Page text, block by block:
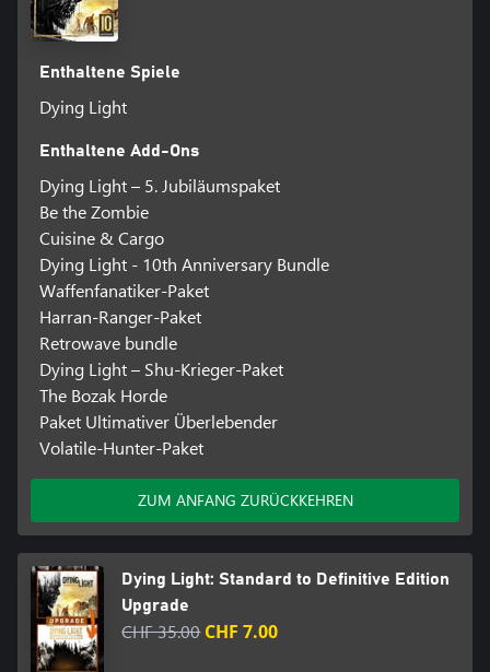
Enthaltene Spiele
Dying Light
Enthaltene Add-Ons
Dying Light – 5. Jubiläumspaket
Be the Zombie
Cuisine & Cargo
Dying Light - 10th Anniversary Bundle
Waffenfanatiker-Paket
Harran-Ranger-Paket
Retrowave bundle
Dying Light – Shu-Krieger-Paket
The Bozak Horde
Paket Ultimativer Überlebender
Volatile-Hunter-Paket
ZUM ANFANG ZURÜCKKEHREN
Dying Light: Standard to Definitive Edition
Upgrade
CHF 35.00 CHF 7.00